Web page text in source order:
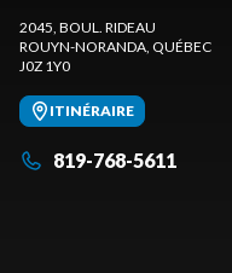
2045, BOUL. RIDEAU
ROUYN-NORANDA, QUÉBEC
J0Z 1Y0
ITINÉRAIRE
819-768-5611